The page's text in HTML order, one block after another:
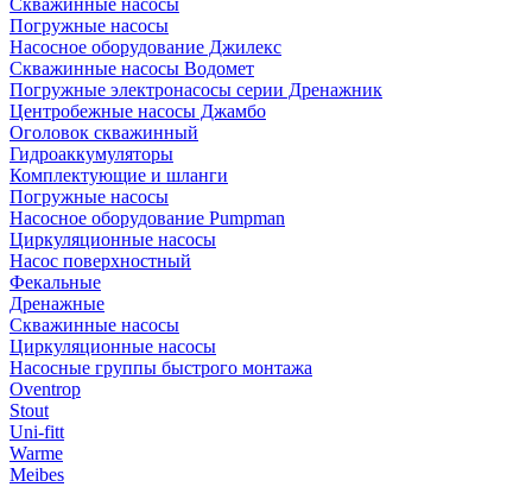
Скважинные насосы
Погружные насосы
Насосное оборудование Джилекс
Скважинные насосы Водомет
Погружные электронасосы серии Дренажник
Центробежные насосы Джамбо
Оголовок скважинный
Гидроаккумуляторы
Комплектующие и шланги
Погружные насосы
Насосное оборудование Pumpman
Циркуляционные насосы
Насос поверхностный
Фекальные
Дренажные
Скважинные насосы
Циркуляционные насосы
Насосные группы быстрого монтажа
Oventrop
Stout
Uni-fitt
Warme
Meibes